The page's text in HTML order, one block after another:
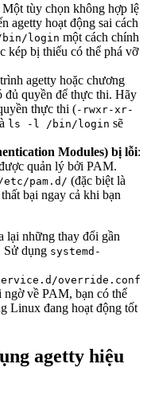
Một tùy chọn không hợp lệ
agetty hoạt động sai cách
bin/login một cách chính
kép bị thiếu có thể phá vỡ
agetty hoặc chương
đủ quyền để thực thi. Hãy
thực thi (-rwxr-xr-
ls -l /bin/login sẽ
Modules) bị lỗi:
quản lý bởi PAM.
/etc/pam.d/ (đặc biệt là
bại ngay cả khi bạn
lại những thay đổi gần
Sử dụng systemd-
override.conf
ngờ về PAM, bạn có thể
Linux đang hoạt động tốt
agetty hiệu